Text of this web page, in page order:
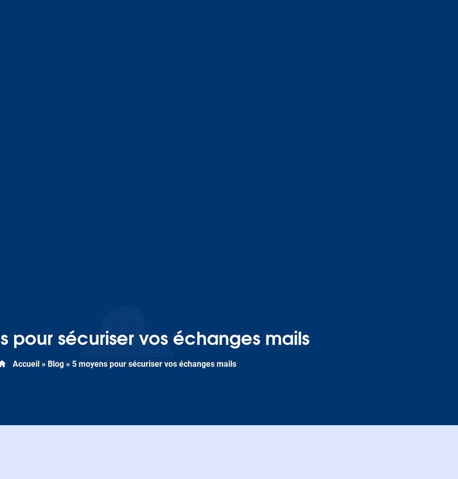
pour sécuriser vos échanges mails
Accueil » Blog » 5 moyens pour sécuriser vos échanges mails